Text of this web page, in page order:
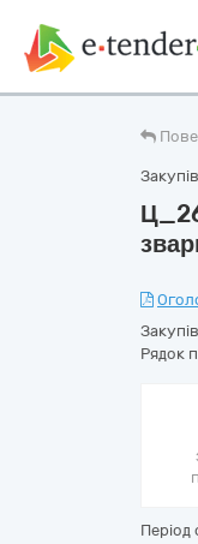
Рядок
Період